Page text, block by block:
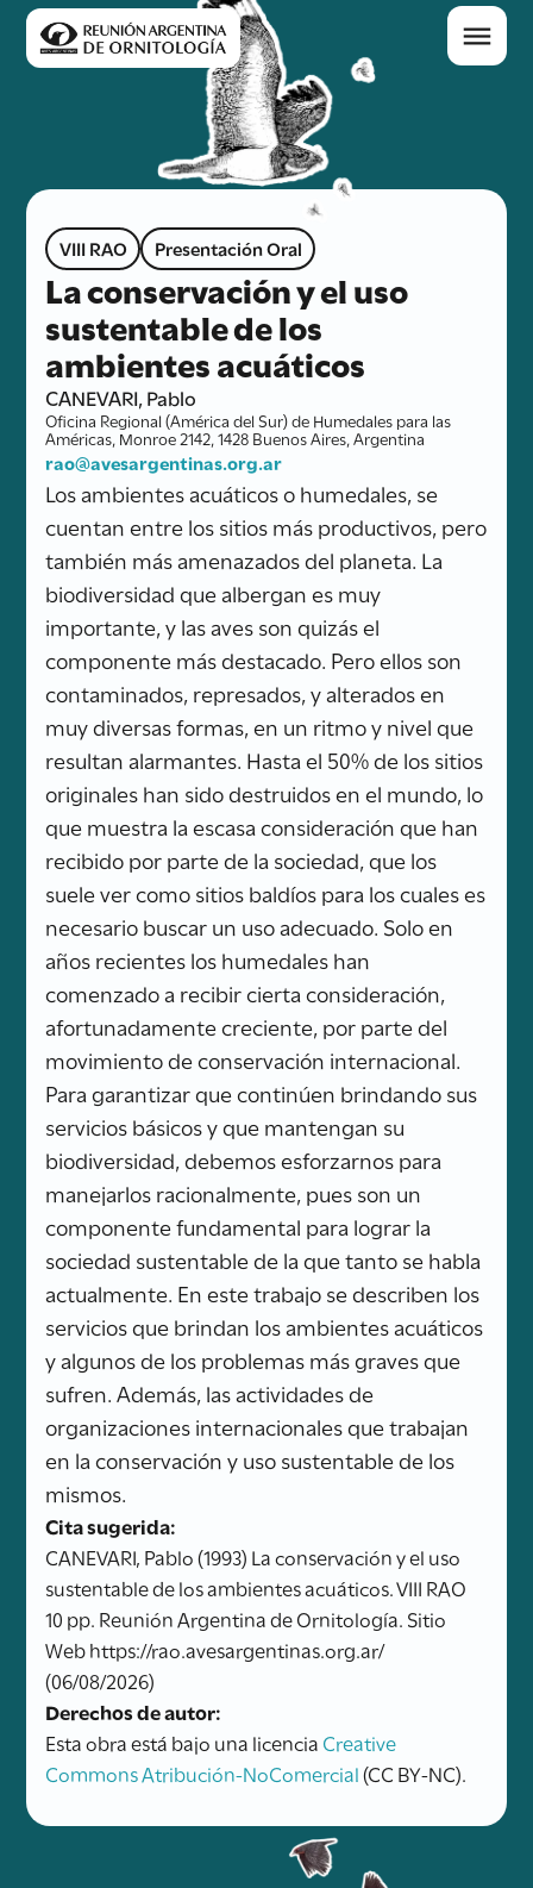
VIII RAO Presentación Oral
La conservación y el uso
sustentable de los
ambientes acuáticos
CANEVARI, Pablo
Oficina Regional (América del Sur) de Humedales para las
Américas, Monroe 2142, 1428 Buenos Aires, Argentina
rao@avesargentinas.org.ar
Los ambientes acuáticos o humedales, se
cuentan entre los sitios más productivos, pero
también más amenazados del planeta. La
biodiversidad que albergan es muy
importante, y las aves son quizás el
componente más destacado. Pero ellos son
contaminados, represados, y alterados en
muy diversas formas, en un ritmo y nivel que
resultan alarmantes. Hasta el 50% de los sitios
originales han sido destruidos en el mundo, lo
que muestra la escasa consideración que han
recibido por parte de la sociedad, que los
suele ver como sitios baldíos para los cuales es
necesario buscar un uso adecuado. Solo en
años recientes los humedales han
comenzado a recibir cierta consideración,
afortunadamente creciente, por parte del
movimiento de conservación internacional.
Para garantizar que continúen brindando sus
servicios básicos y que mantengan su
biodiversidad, debemos esforzarnos para
manejarlos racionalmente, pues son un
componente fundamental para lograr la
sociedad sustentable de la que tanto se habla
actualmente. En este trabajo se describen los
servicios que brindan los ambientes acuáticos
y algunos de los problemas más graves que
sufren. Además, las actividades de
organizaciones internacionales que trabajan
en la conservación y uso sustentable de los
mismos.
Cita sugerida:
CANEVARI, Pablo (1993) La conservación y el uso
sustentable de los ambientes acuáticos. VIII RAO
10 pp. Reunión Argentina de Ornitología. Sitio
Web https://rao.avesargentinas.org.ar/
(06/08/2026)
Derechos de autor:
Esta obra está bajo una licencia Creative
Commons Atribución-NoComercial(CC BY-NC).